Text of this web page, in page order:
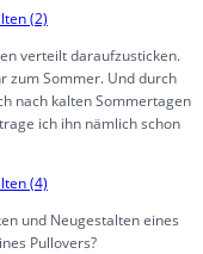
verteilt daraufzusticken.
zum Sommer. Und durch
nach kalten Sommertagen
ich ihn nämlich schon
und Neugestalten eines
Pullovers?